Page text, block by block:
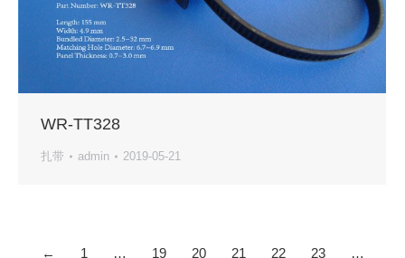
WR-TT328
扎带 admin 2019-05-21
← 1 … 19 20 21 22 23 …